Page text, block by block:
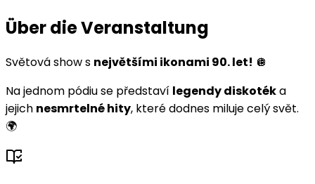
Über die Veranstaltung
Světová show s největšími ikonami 90. let! 🪩
Na jednom pódiu se představí legendy diskotéka
jejich nesmrtelné hity, které dodnes miluje celý svět.
🌍